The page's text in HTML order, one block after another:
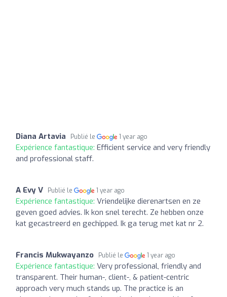
Diana Artavia Publié le 1 year ago
Expérience fantastique: Efficient service and very friendly
and professional staff.
A Evy V Publié le 1 year ago
Expérience fantastique: Vriendelijke dierenartsen en ze
geven goed advies. Ik kon snel terecht. Ze hebben onze
kat gecastreerd en gechipped. Ik ga terug met kat nr 2.
Francis Mukwayanzo Publié le 1 year ago
Expérience fantastique: Very professional, friendly and
transparent. Their human-, client-, & patient-centric
approach very much stands up. The practice is an